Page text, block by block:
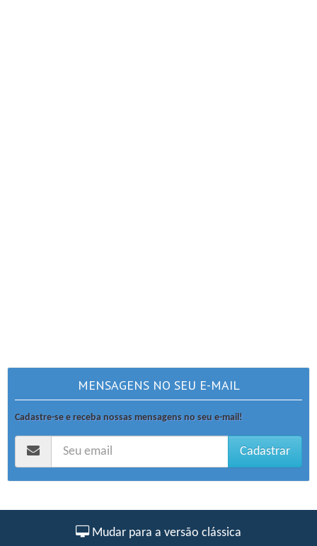
MENSAGENS NO SEU E-MAIL
Cadastre-se e receba nossas mensagens no seu e-mail!
Cadastrar
Mudar para a versão clássica